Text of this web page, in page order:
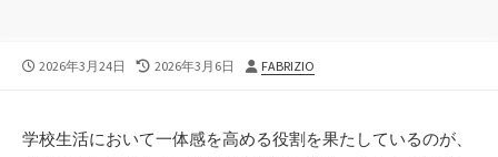
公
2026年3月24日
最
2026年3月6日
投
FABRIZIO
学校生活において一体感を高める役割を果たしているのが、